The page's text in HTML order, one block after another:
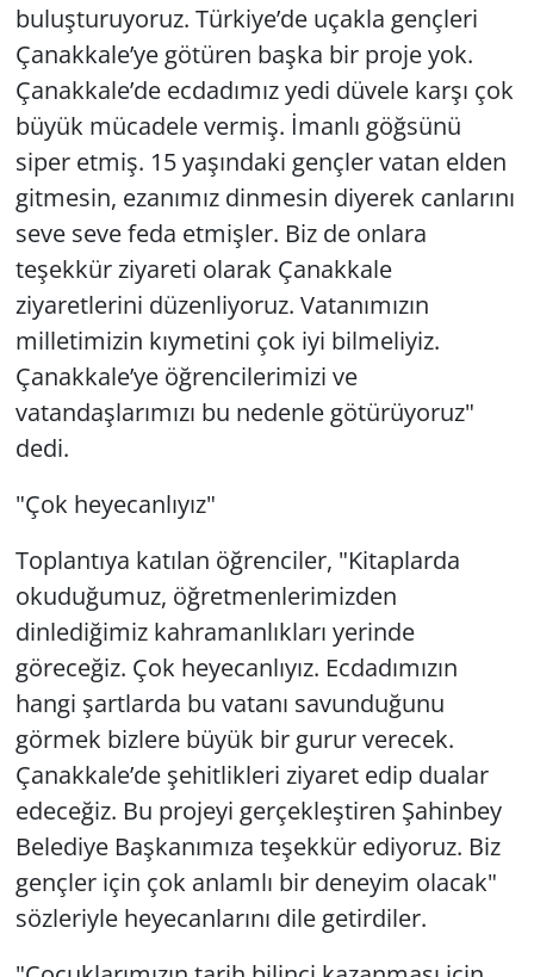
buluşturuyoruz. Türkiye’de uçakla gençleri
Çanakkale’ye götüren başka bir proje yok.
Çanakkale’de ecdadımız yedi düvele karşı çok
büyük mücadele vermiş. İmanlı göğsünü
siper etmiş. 15 yaşındaki gençler vatan elden
gitmesin, ezanımız dinmesin diyerek canlarını
seve seve feda etmişler. Biz de onlara
teşekkür ziyareti olarak Çanakkale
ziyaretlerini düzenliyoruz. Vatanımızın
milletimizin kıymetini çok iyi bilmeliyiz.
Çanakkale’ye öğrencilerimizi ve
vatandaşlarımızı bu nedenle götürüyoruz"
dedi.
"Çok heyecanlıyız"
Toplantıya katılan öğrenciler, "Kitaplarda
okuduğumuz, öğretmenlerimizden
dinlediğimiz kahramanlıkları yerinde
göreceğiz. Çok heyecanlıyız. Ecdadımızın
hangi şartlarda bu vatanı savunduğunu
görmek bizlere büyük bir gurur verecek.
Çanakkale’de şehitlikleri ziyaret edip dualar
edeceğiz. Bu projeyi gerçekleştiren Şahinbey
Belediye Başkanımıza teşekkür ediyoruz. Biz
gençler için çok anlamlı bir deneyim olacak"
sözleriyle heyecanlarını dile getirdiler.